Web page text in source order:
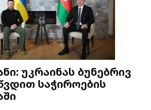
უკრაინას ბუნებრივ
საჭიროების